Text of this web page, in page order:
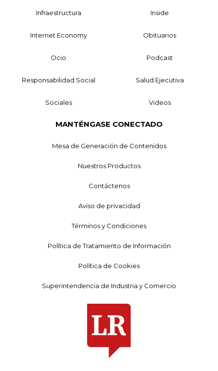
Infraestructura Inside
Internet Economy Obituarios
Ocio Podcast
Responsabilidad Social Salud Ejecutiva
Sociales Videos
MANTÉNGASE CONECTADO
Mesa de Generación de Contenidos
Nuestros Productos
Contáctenos
Aviso de privacidad
Términos y Condiciones
Política de Tratamiento de Información
Política de Cookies
Superintendencia de Industria y Comercio